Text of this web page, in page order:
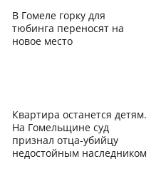
В Гомеле горку для
тюбинга переносят на
новое место
Квартира останется детям.
На Гомельщине суд
признал отца-убийцу
недостойным наследником